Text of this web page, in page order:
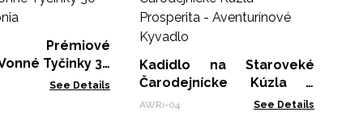
Prémiové
Tyčinky 30
See Details
Kadidlo na Staroveké
Čarodejnícke Kúzla -
Prosperita - Aventurínové
AWRi-04 See Details